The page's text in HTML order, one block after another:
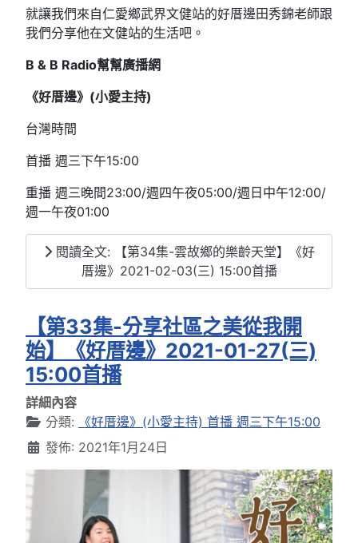
就讓我們來自仁愛鄉武界文健站的好厝邊田秀錦老師跟
我們分享他在文健站的生活吧。
B & B Radio幫幫廣播網
《好厝邊》(小愛主持)
台灣時間
首播 週三下午15:00
重播 週三晚間23:00/週四午夜05:00/週日中午12:00/
週一午夜01:00
閱讀全文: 【第34集-雲故鄉的樂齡天堂】《好
厝邊》2021-02-03(三) 15:00首播
【第33集-分享社區之美從我開
始】《好厝邊》2021-01-27(三)
15:00首播
詳細內容
分類:
《好厝邊》(小愛主持) 首播 週三下午15:00
發佈: 2021年1月24日